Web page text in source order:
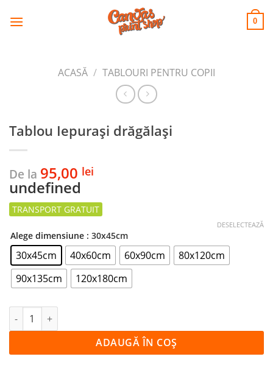
CANVAS
PRINT SHOP 0
ACASĂ / TABLOURI PENTRU COPII
Tablou Iepurași drăgălași
De la 95,00 lei
undefined
Alege dimensiune : 30x45cm
30x45cm 40x60cm 60x90cm
80x120cm
90x135cm
120x180cm
DESELECTEAZĂ
Cantitate Tablou Iepurași drăgălași
ADAUGĂ ÎN COȘ